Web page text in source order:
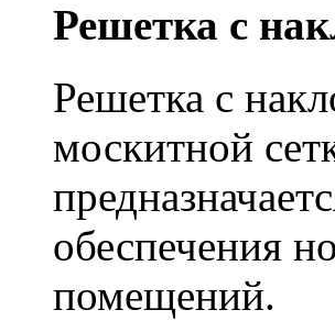
Решетка с
Решетка с
москитной
обеспечения
помещений.